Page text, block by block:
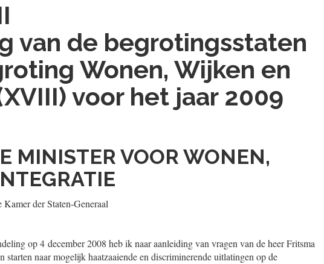
van de begrotingsstaten
Wonen, Wijken en
voor het jaar 2009
MINISTER VOOR WONEN,
der Staten-Generaal
op 4 december 2008 heb ik naar aanleiding van vragen van de heer Fritsma
starten naar mogelijk haatzaaiende en discriminerende uitlatingen op de